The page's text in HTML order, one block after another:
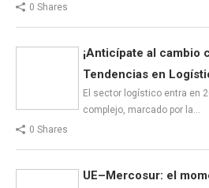
0 Shares
¡Anticípate al cambio
Tendencias en
El sector logístico entra en
complejo, marcado por la…
0 Shares
UE–Mercosur: el